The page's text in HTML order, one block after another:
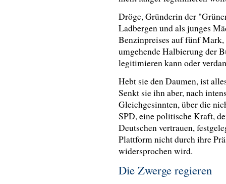
Dröge, Gründerin der
Ladbergen und als junges
Benzinpreises auf fünf
umgehende Halbierung der
legitimieren kann oder
Hebt sie den Daumen, ist
Senkt sie ihn aber, nach
Gleichgesinnten, über die
SPD, eine politische Kraft,
Deutschen vertrauen,
Plattform nicht durch ihre
widersprochen wird.
Die Zwerge regieren